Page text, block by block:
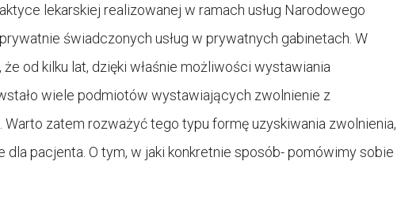
lekarskiej realizowanej w ramach usług Narodowego
świadczonych usług w prywatnych gabinetach. W
od kilku lat, dzięki właśnie możliwości wystawiania
wiele podmiotów wystawiających zwolnienie z
zatem rozważyć tego typu formę uzyskiwania zwolnienia,
pacjenta. O tym, w jaki konkretnie sposób- pomówimy sobie